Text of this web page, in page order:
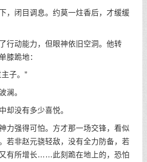
闭目调息。约莫一炷香后，才缓缓
动能力，但眼神依旧空洞。他转
膝跪地：
子。”
。
没有多少喜悦。
强得可怕。方才那一场交锋，看似
若非赵元骁轻敌，没有全力防备，若
有所增长……此刻跪在地上的，恐怕